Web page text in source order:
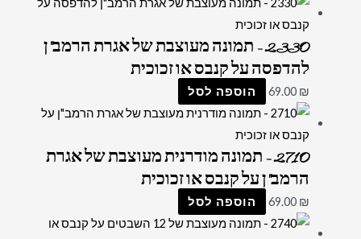
2330 – תמונה מעוצבת של אגרת הרמב"ן
להדפסה על קנבס או זכוכית
69.00 ₪ הוספה לסל
2710 – תמונה מודרנית מעוצבת של אגרת
הרמב"ן על קנבס או זכוכית
69.00 ₪ הוספה לסל